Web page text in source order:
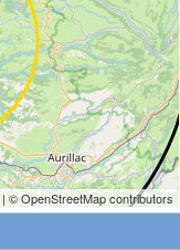
| © OpenStreetMap contributors